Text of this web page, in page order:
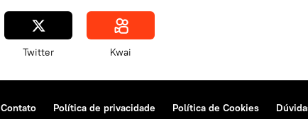
Twitter Kwai
Contato Política de privacidade Política de Cookies